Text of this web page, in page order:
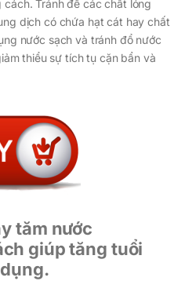
Tránh để các chất lỏng
dịch có chứa hạt cát hay chất
nước sạch và tránh đổ nước
thiểu sự tích tụ cặn bẩn và
tăm nước
giúp tăng tuổi